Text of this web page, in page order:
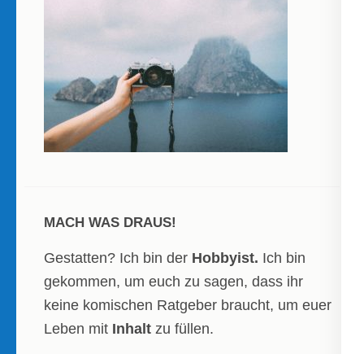
MACH WAS DRAUS!
Gestatten? Ich bin der Hobbyist. Ich bin
gekommen, um euch zu sagen, dass ihr
keine komischen Ratgeber braucht, um euer
Leben mit Inhalt zu füllen.